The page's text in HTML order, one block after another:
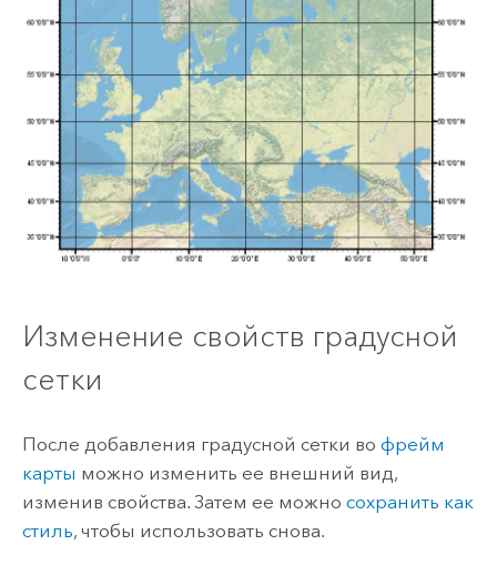
Изменение свойств градусной
сетки
После добавления градусной сетки во фрейм
карты можно изменить ее внешний вид,
изменив свойства. Затем ее можно сохранить как
стиль, чтобы использовать снова.